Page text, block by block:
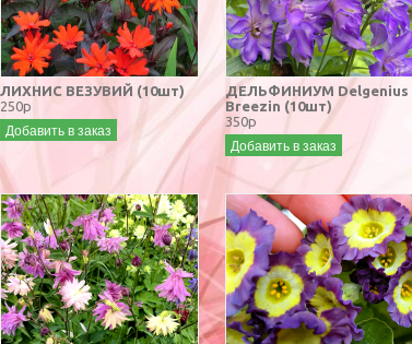
ЛИХНИС ВЕЗУВИЙ (10шт)
250р
Добавить в заказ
ДЕЛЬФИНИУМ Delgenius
Breezin (10шт)
350р
Добавить в заказ